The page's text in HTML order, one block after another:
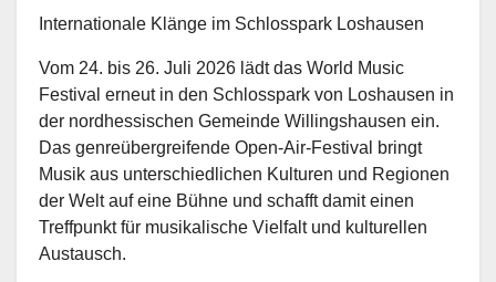
Internationale Klänge im Schlosspark Loshausen
Vom 24. bis 26. Juli 2026 lädt das World Music
Festival erneut in den Schlosspark von Loshausen in
der nordhessischen Gemeinde Willingshausen ein.
Das genreübergreifende Open-Air-Festival bringt
Musik aus unterschiedlichen Kulturen und Regionen
der Welt auf eine Bühne und schafft damit einen
Treffpunkt für musikalische Vielfalt und kulturellen
Austausch.